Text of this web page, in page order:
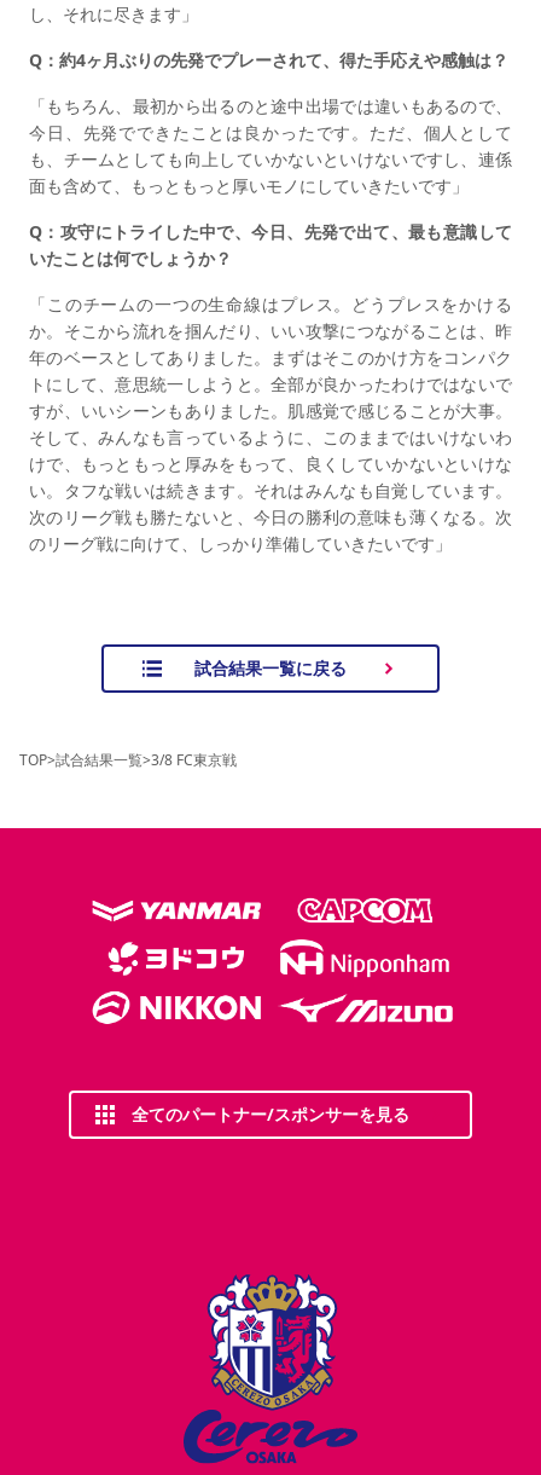
し、それに尽きます」
Q：約4ヶ月ぶりの先発でプレーされて、得た手応えや感触は？
「もちろん、最初から出るのと途中出場では違いもあるので、
今日、先発でできたことは良かったです。ただ、個人として
も、チームとしても向上していかないといけないですし、連係
面も含めて、もっともっと厚いモノにしていきたいです」
Q：攻守にトライした中で、今日、先発で出て、最も意識して
いたことは何でしょうか？
「このチームの一つの生命線はプレス。どうプレスをかける
か。そこから流れを掴んだり、いい攻撃につながることは、昨
年のベースとしてありました。まずはそこのかけ方をコンパク
トにして、意思統一しようと。全部が良かったわけではないで
すが、いいシーンもありました。肌感覚で感じることが大事。
そして、みんなも言っているように、このままではいけないわ
けで、もっともっと厚みをもって、良くしていかないといけな
い。タフな戦いは続きます。それはみんなも自覚しています。
次のリーグ戦も勝たないと、今日の勝利の意味も薄くなる。次
のリーグ戦に向けて、しっかり準備していきたいです」
試合結果一覧に戻る
TOP>試合結果一覧>3/8 FC東京戦
全てのパートナー/スポンサーを見る